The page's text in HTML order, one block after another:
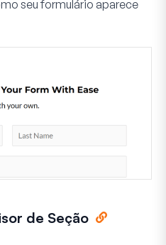
seu formulário aparece
de Seção